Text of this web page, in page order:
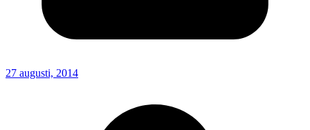
27 augusti, 2014